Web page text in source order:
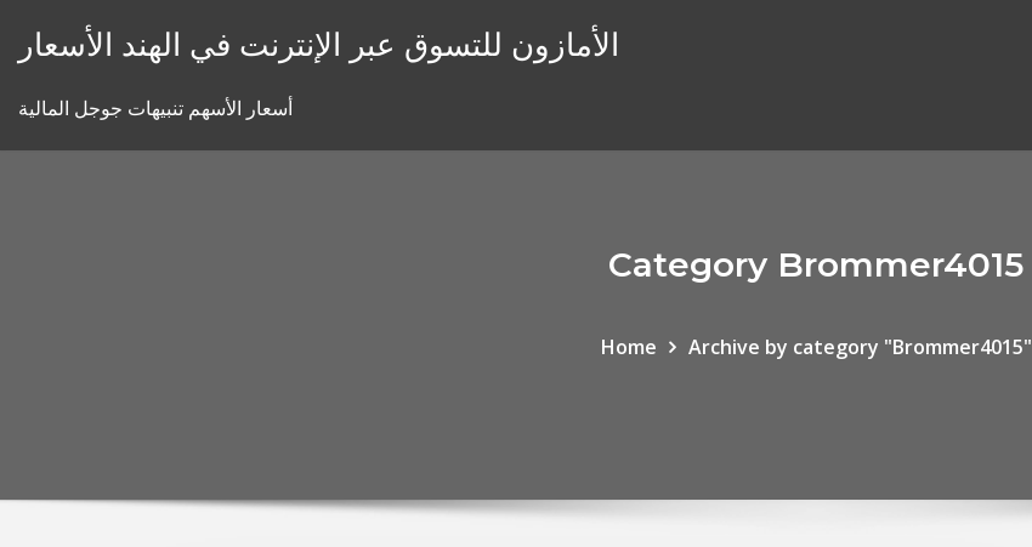
الأمازون للتسوق عبر الإنترنت في الهند الأسعار
أسعار الأسهم تنبيهات جوجل المالية
Category Brommer4015
Home Archive by category "Brommer4015"